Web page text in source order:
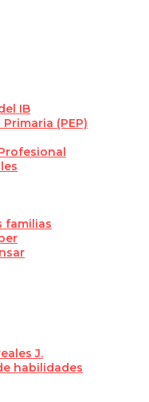
IB
(PEP)
familias
J.
habilidades